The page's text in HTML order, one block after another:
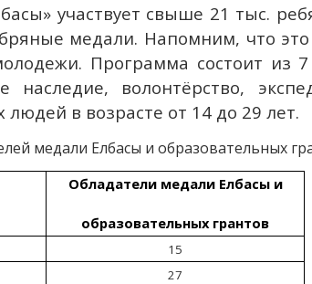
участвует свыше 21 тыс.
медали. Напомним, что
Программа состоит из
наследие, волонтёрство,
в возрасте от 14 до 29 лет.
медали Елбасы и образовательных
Обладатели медали Елбасы и
образовательных грантов
15
27